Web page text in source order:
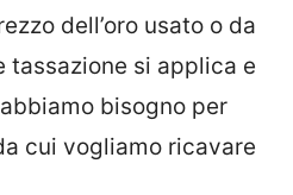
dell’oro usato o da
tassazione si applica e
bisogno per
cui vogliamo ricavare